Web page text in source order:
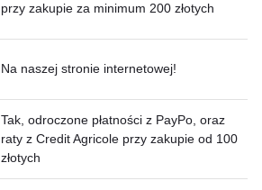
przy zakupie za minimum 200 złotych
Na naszej stronie internetowej!
Tak, odroczone płatności z PayPo, oraz
raty z Credit Agricole przy zakupie od 100
złotych